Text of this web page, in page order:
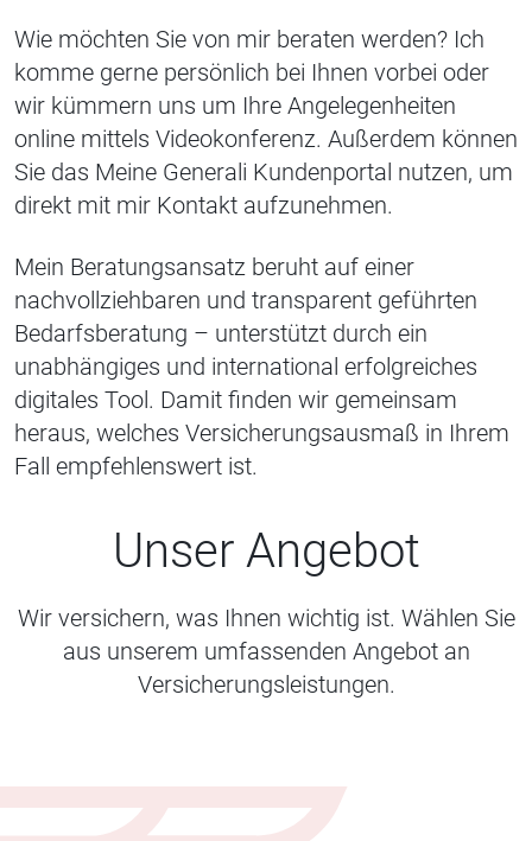
Wie möchten Sie von mir beraten werden? Ich
komme gerne persönlich bei Ihnen vorbei oder
wir kümmern uns um Ihre Angelegenheiten
online mittels Videokonferenz. Außerdem können
Sie das Meine Generali Kundenportal nutzen, um
direkt mit mir Kontakt aufzunehmen.
Mein Beratungsansatz beruht auf einer
nachvollziehbaren und transparent geführten
Bedarfsberatung – unterstützt durch ein
unabhängiges und international erfolgreiches
digitales Tool. Damit finden wir gemeinsam
heraus, welches Versicherungsausmaß in Ihrem
Fall empfehlenswert ist.
Unser Angebot
Wir versichern, was Ihnen wichtig ist. Wählen Sie
aus unserem umfassenden Angebot an
Versicherungsleistungen.